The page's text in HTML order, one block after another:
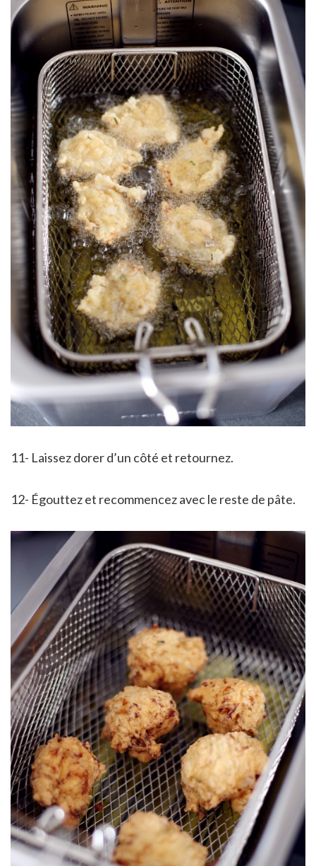
11- Laissez dorer d’un côté et retournez.
12- Égouttez et recommencez avec le reste de pâte.